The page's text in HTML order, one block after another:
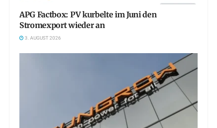
APG Factbox: PV kurbelte im Juni den
Stromexport wieder an
3. AUGUST 2026